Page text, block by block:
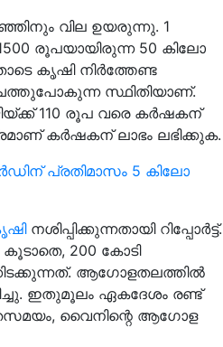
വില ഉയരുന്നു. 1
രൂപയായിരുന്ന 50 കിലോ
കൃഷി നിർത്തേണ്ട
സ്ഥിതിയാണ്.
110 രൂപ വരെ കർഷകന്
കർഷകന് ലാഭം ലഭിക്കുക.
പ്രതിമാസം 5 കിലോ
നശിപ്പിക്കുന്നതായി റിപ്പോർട്ട്.
കൂടാതെ, 200 കോടി
ആഗോളതലത്തിൽ
ഇതുമൂലം ഏകദേശം രണ്ട്
വൈനിന്റെ ആഗോള